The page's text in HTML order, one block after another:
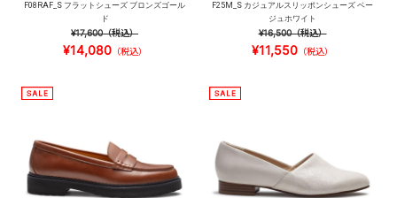
F08RAF_S フラットシューズ ブロンズゴール
ド
¥17,600（税込）
¥14,080（税込）
F25M_S カジュアルスリッポンシューズ ベー
ジュホワイト
¥16,500（税込）
¥11,550 （税込）